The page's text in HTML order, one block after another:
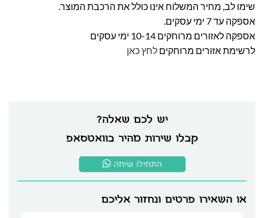
יש לכם שאלה?
קבלו שירות מהיר בוואטסאפ
התחילו שיחה
או השאירו פרטים ונחזור אליכם
שימו לב, מחיר המשלוח אינו כולל את הרכבת המוצר.
אספקה עד 7 ימי עסקים.
אספקה לאזורים מרוחקים 10-14 ימי עסקים
לרשימת אזורים מרוחקים לחץ כאן